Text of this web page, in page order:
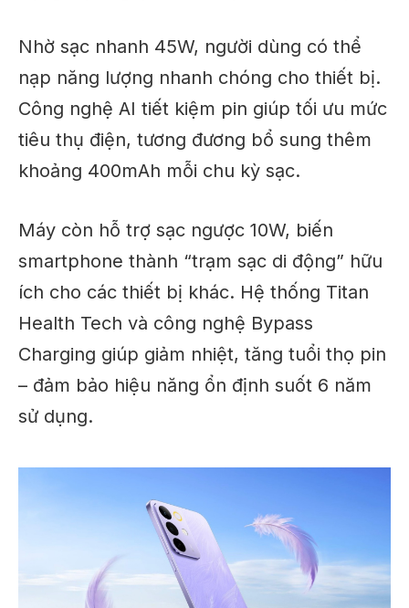
Nhờ sạc nhanh 45W, người dùng có thể
nạp năng lượng nhanh chóng cho thiết bị.
Công nghệ AI tiết kiệm pin giúp tối ưu mức
tiêu thụ điện, tương đương bổ sung thêm
khoảng 400mAh mỗi chu kỳ sạc.
Máy còn hỗ trợ sạc ngược 10W, biến
smartphone thành “trạm sạc di động” hữu
ích cho các thiết bị khác. Hệ thống Titan
Health Tech và công nghệ Bypass
Charging giúp giảm nhiệt, tăng tuổi thọ pin
– đảm bảo hiệu năng ổn định suốt 6 năm
sử dụng.